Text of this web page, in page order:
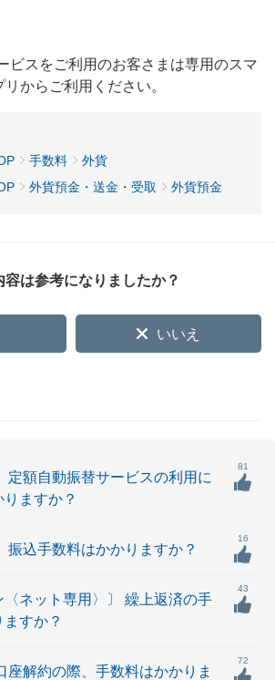
ビスをご利用のお客さまは専用のスマ
からご利用ください。
手数料
外貨
外貨預金・送金・受取 外貨預金
容は参考になりましたか？
いいえ
定額自動振替サービスの利用に
ますか？
81
振込手数料はかかりますか？
16
〈ネット専用〉〕 繰上返済の手
すか？
43
座解約の際、手数料はかかりま
72